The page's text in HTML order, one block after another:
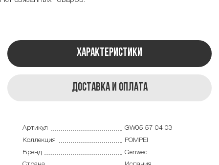
Характеристики
Доставка и оплата
Артикул
GW05 57 04 03
Коллекция
POMPEI
Бренд
Genwec